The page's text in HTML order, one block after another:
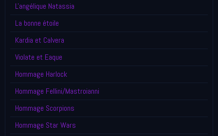
L'angélique Natassia
La bonne étoile
Kardia et Calvera
Violate et Eaque
Hommage Harlock
Hommage Fellini/Mastroianni
Hommage Scorpions
Hommage Star Wars